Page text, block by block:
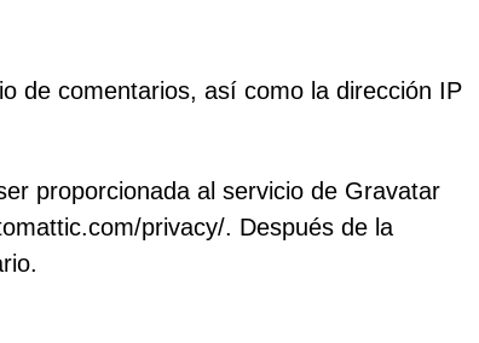
de comentarios, así como la dirección IP
proporcionada al servicio de Gravatar
privacy/. Después de la